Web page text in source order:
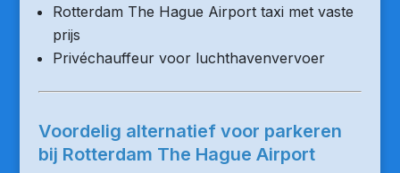
Rotterdam The Hague Airport taxi met vaste
prijs
Privéchauffeur voor luchthavenvervoer
Voordelig alternatief voor parkeren
bij Rotterdam The Hague Airport